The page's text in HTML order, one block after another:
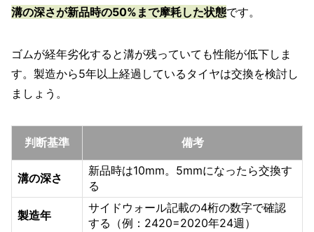
溝の深さが新品時の50%まで摩耗した状態です。
ゴムが経年劣化すると溝が残っていても性能が低下しま
す。製造から5年以上経過しているタイヤは交換を検討し
ましょう。
判断基準 備考
溝の深さ
新品時は10mm。5mmになったら交換す
る
製造年
サイドウォール記載の4桁の数字で確認
する（例：2420=2020年24週）